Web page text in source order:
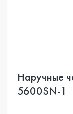
Наручные
5600SN-1